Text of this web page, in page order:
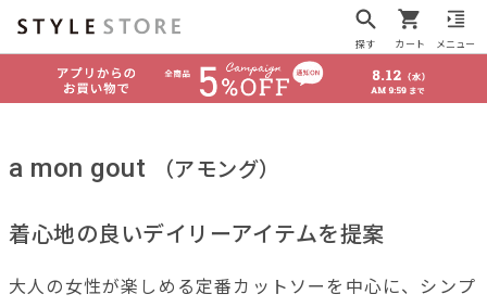
探す カート メニュー
a mon gout （アモング）
着心地の良いデイリーアイテムを提案
大人の女性が楽しめる定番カットソーを中心に、シンプ